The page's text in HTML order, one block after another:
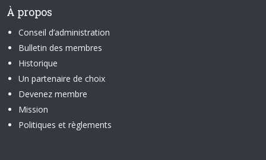
À propos
Conseil d’administration
Bulletin des membres
Historique
Un partenaire de choix
Devenez membre
Mission
Politiques et règlements